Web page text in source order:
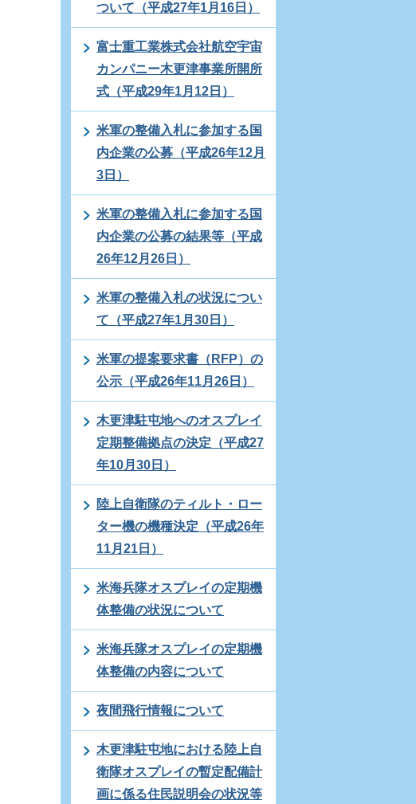
ついて（平成27年1月16日）
富士重工業株式会社航空宇宙
カンパニー木更津事業所開所
式（平成29年1月12日）
米軍の整備入札に参加する国
内企業の公募（平成26年12月
3日）
米軍の整備入札に参加する国
内企業の公募の結果等（平成
26年12月26日）
米軍の整備入札の状況につい
て（平成27年1月30日）
米軍の提案要求書（RFP）の
公示（平成26年11月26日）
木更津駐屯地へのオスプレイ
定期整備拠点の決定（平成27
年10月30日）
陸上自衛隊のティルト・ロー
ター機の機種決定（平成26年
11月21日）
米海兵隊オスプレイの定期機
体整備の状況について
米海兵隊オスプレイの定期機
体整備の内容について
夜間飛行情報について
木更津駐屯地における陸上自
衛隊オスプレイの暫定配備計
画に係る住民説明会の状況等